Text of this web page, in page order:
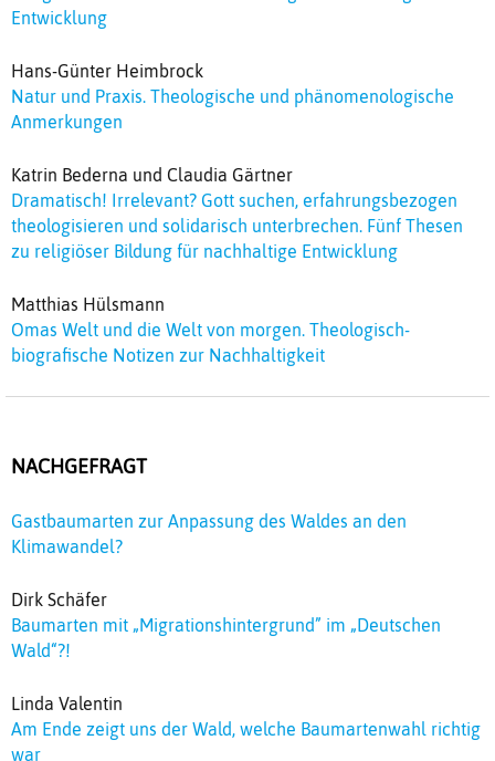
Entwicklung
Hans-Günter Heimbrock
Natur und Praxis. Theologische und phänomenologische
Anmerkungen
Katrin Bederna und Claudia Gärtner
Dramatisch! Irrelevant? Gott suchen, erfahrungsbezogen
theologisieren und solidarisch unterbrechen. Fünf Thesen
zu religiöser Bildung für nachhaltige Entwicklung
Matthias Hülsmann
Omas Welt und die Welt von morgen. Theologisch-
biografische Notizen zur Nachhaltigkeit
NACHGEFRAGT
Gastbaumarten zur Anpassung des Waldes an den
Klimawandel?
Dirk Schäfer
Baumarten mit „Migrationshintergrund” im „Deutschen
Wald“?!
Linda Valentin
Am Ende zeigt uns der Wald, welche Baumartenwahl richtig
war